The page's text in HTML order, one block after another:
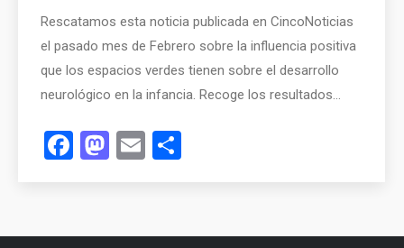
Rescatamos esta noticia publicada en CincoNoticias
el pasado mes de Febrero sobre la influencia positiva
que los espacios verdes tienen sobre el desarrollo
neurológico en la infancia. Recoge los resultados…
Facebook
Mastodon
Email